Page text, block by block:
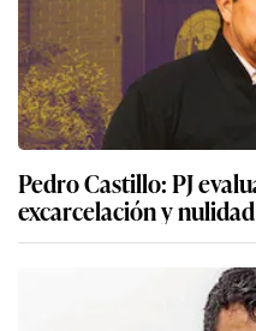
Pedro Castillo: PJ